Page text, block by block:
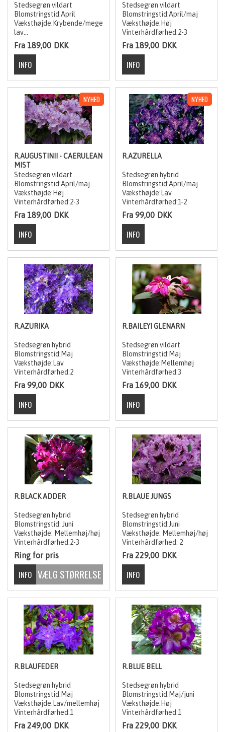
Stedsegrøn vildart
Blomstringstid:April
Væksthøjde:Krybende/meget
lav
Vinterhårdførhed:1-2
Fra 189,00 DKK
Stedsegrøn vildart
Blomstringstid:April/maj
Væksthøjde:Høj
Vinterhårdførhed:2-3
Fra 189,00 DKK
R.AUGUSTINII - CAERULEAN
MIST
Stedsegrøn vildart
Blomstringstid:April/maj
Væksthøjde:Høj
Vinterhårdførhed:2-3
Fra 189,00 DKK
R.AZURELLA
Stedsegrøn hybrid
Blomstringstid:April/maj
Væksthøjde:Lav
Vinterhårdførhed:1-2
Fra 99,00 DKK
R.AZURIKA
Stedsegrøn hybrid
Blomstringstid:Maj
Væksthøjde:Lav
Vinterhårdførhed:2
Fra 99,00 DKK
R.BAILEYI GLENARN
Stedsegrøn vildart
Blomstringstid:Maj
Væksthøjde:Mellemhøj
Vinterhårdførhed:3
Fra 169,00 DKK
R.BLACK ADDER
Stedsegrøn hybrid
Blomstringstid: Juni
Væksthøjde: Mellemhøj/høj
Vinterhårdførhed:2-3
Ring for pris
R.BLAUE JUNGS
Stedsegrøn hybrid
Blomstringstid:Juni
Væksthøjde: Mellemhøj/høj
Vinterhårdførhed: 2
Fra 229,00 DKK
R.BLAUFEDER
Stedsegrøn hybrid
Blomstringstid:Maj
Væksthøjde:Lav/mellemhøj
Vinterhårdførhed:1
Fra 249,00 DKK
R.BLUE BELL
Stedsegrøn hybrid
Blomstringstid:Maj/juni
Væksthøjde:Høj
Vinterhårdførhed:1
Fra 229,00 DKK